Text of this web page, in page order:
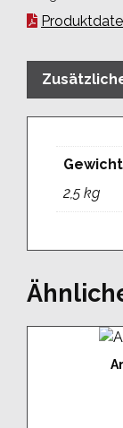
Gewicht
2,5 kg